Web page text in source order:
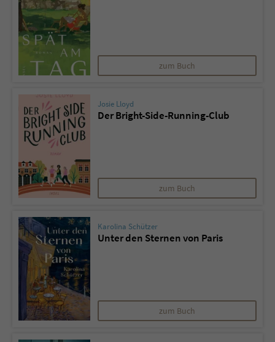
zum Buch
Josie Lloyd
Der Bright-Side-Running-Club
zum Buch
Karolina Schützer
Unter den Sternen von Paris
zum Buch